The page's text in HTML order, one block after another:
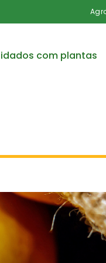
com plantas